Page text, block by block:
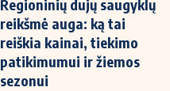
Regioninių dujų saugyklų
reikšmė auga: ką tai
reiškia kainai, tiekimo
patikimumui ir žiemos
sezonui